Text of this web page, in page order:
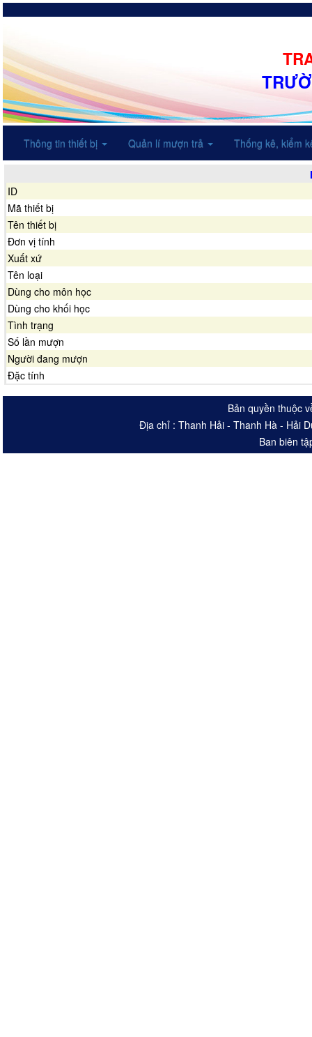
Thông tin thiết bị Quản lí mượn trả Thống kê, kiểm
ID
Mã thiết bị
Tên thiết bị
Đơn vị tính
Xuất xứ
Tên loại
Dùng cho môn học
Dùng cho khối học
Tình trạng
Số lần mượn
Người đang mượn
Đặc tính
Bản quyền thuộc
Địa chỉ : Thanh Hải - Thanh Hà - Hải
Ban biên